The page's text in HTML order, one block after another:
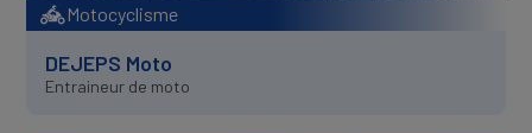
Motocyclisme
DEJEPS Moto
Entraineur de moto